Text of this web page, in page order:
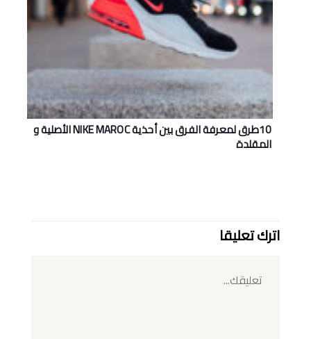
10طرق لمعرفة الفرق بين أحذية NIKE MAROC اﻷصلية و
المقلدة
اترك تعليقا